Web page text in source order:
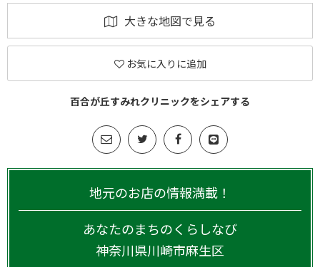
大きな地図で見る
お気に入りに追加
百合が丘すみれクリニックをシェアする
地元のお店の情報満載！
あなたのまちのくらしなび
神奈川県川崎市麻生区